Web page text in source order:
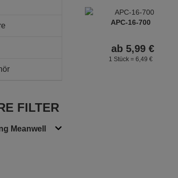
FILTER
Meanwell
APC-16-700
ab 5,99 €
1 Stück = 6, 49 €